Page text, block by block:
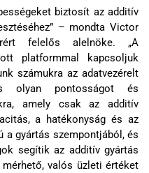
biztosít az additív
– mondta Victor
felelős alelnöke. „A
platformmal kapcsoljuk
számukra az adatvezérelt
olyan pontosságot és
amely csak az additív
a hatékonyság és az
gyártás szempontjából, és
segítik az additív gyártás
valós üzleti értéket